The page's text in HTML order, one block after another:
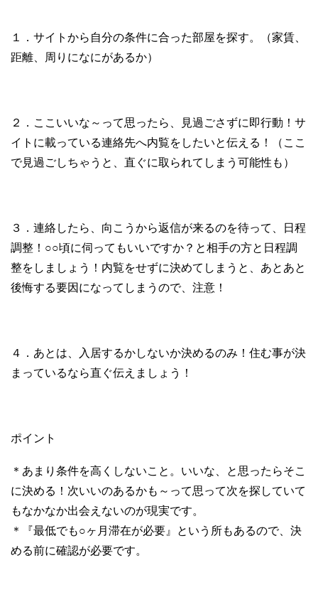
１．サイトから自分の条件に合った部屋を探す。（家賃、
距離、周りになにがあるか）
２．ここいいな～って思ったら、見過ごさずに即行動！サ
イトに載っている連絡先へ内覧をしたいと伝える！（ここ
で見過ごしちゃうと、直ぐに取られてしまう可能性も）
３．連絡したら、向こうから返信が来るのを待って、日程
調整！○○頃に伺ってもいいですか？と相手の方と日程調
整をしましょう！内覧をせずに決めてしまうと、あとあと
後悔する要因になってしまうので、注意！
４．あとは、入居するかしないか決めるのみ！住む事が決
まっているなら直ぐ伝えましょう！
ポイント
＊あまり条件を高くしないこと。いいな、と思ったらそこ
に決める！次いいのあるかも～って思って次を探していて
もなかなか出会えないのが現実です。
＊『最低でも○ヶ月滞在が必要』という所もあるので、決
める前に確認が必要です。